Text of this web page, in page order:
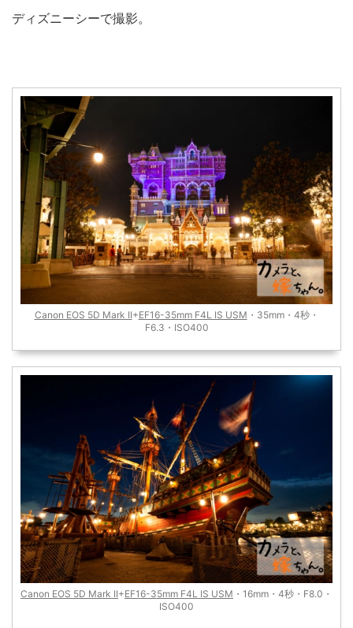
ディズニーシーで撮影。
Canon EOS 5D Mark II+EF16-35mm F4L IS USM ・35mm・4秒・
F6.3・ISO400
Canon EOS 5D Mark II+EF16-35mm F4L IS USM ・16mm・4秒・F8.0・
ISO400